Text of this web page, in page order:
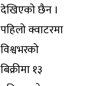
देखिएको छैन ।
पहिलो क्वाटरमा
विश्वभरको
बिक्रीमा १३